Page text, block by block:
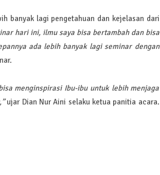
banyak lagi pengetahuan dan kejelasan dari
hari ini, ilmu saya bisa bertambah dan bisa
ada lebih banyak lagi seminar dengan
menginspirasi Ibu-ibu untuk lebih menjaga
ujar Dian Nur Aini selaku ketua panitia acara.